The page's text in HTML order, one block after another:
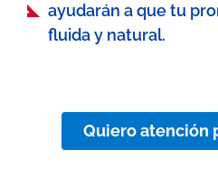
ayudarán a que tu
fluida y natural.
Quiero atención